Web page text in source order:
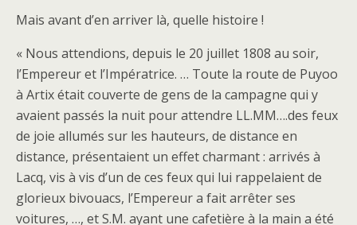
Mais avant d’en arriver là, quelle histoire !
« Nous attendions, depuis le 20 juillet 1808 au soir,
l’Empereur et l’Impératrice. … Toute la route de Puyoo
à Artix était couverte de gens de la campagne qui y
avaient passés la nuit pour attendre LL.MM….des feux
de joie allumés sur les hauteurs, de distance en
distance, présentaient un effet charmant : arrivés à
Lacq, vis à vis d’un de ces feux qui lui rappelaient de
glorieux bivouacs, l’Empereur a fait arrêter ses
voitures, …, et S.M. ayant une cafetière à la main a été